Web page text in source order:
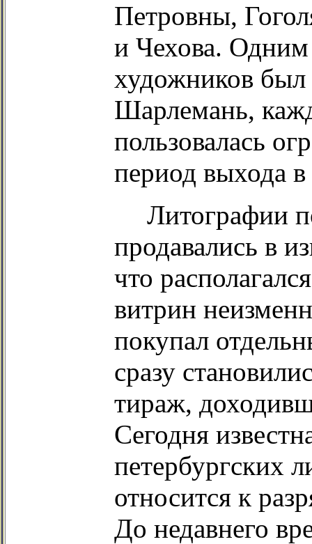
Петровны,
и Чехова. Одним
художников
Шарлемань,
пользовалась
период выхода в
Литографии
продавались в
что
витрин
покупал
сразу
тираж,
Сегодня
петербургских
относится к
До недавнего